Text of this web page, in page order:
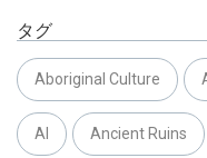
タグ
Aboriginal Culture
AI Ancient Ruins